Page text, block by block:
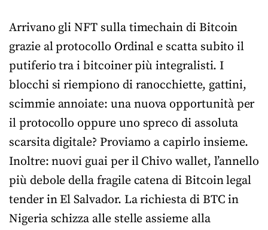
Arrivano gli NFT sulla timechain di Bitcoin
grazie al protocollo Ordinal e scatta subito il
putiferio tra i bitcoiner più integralisti. I
blocchi si riempiono di ranocchiette, gattini,
scimmie annoiate: una nuova opportunità per
il protocollo oppure uno spreco di assoluta
scarsita digitale? Proviamo a capirlo insieme.
Inoltre: nuovi guai per il Chivo wallet, l’annello
più debole della fragile catena di Bitcoin legal
tender in El Salvador. La richiesta di BTC in
Nigeria schizza alle stelle assieme alla